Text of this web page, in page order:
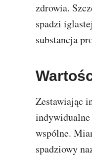
zdrowia.
spadzi
substancja
Zestawiając
indywidualne
wspólne.
spadziowy